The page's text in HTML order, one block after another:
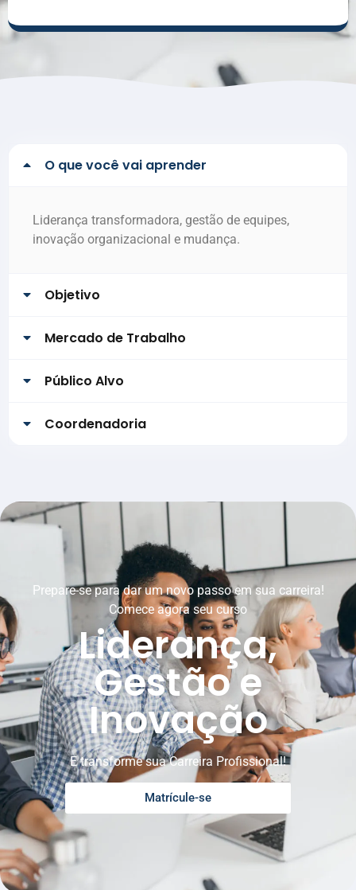
O que você vai aprender
Liderança transformadora, gestão de equipes,
inovação organizacional e mudança.
Objetivo
Mercado de Trabalho
Público Alvo
Coordenadoria
Prepare-se para dar um novo passo em sua carreira!
Comece agora seu curso
Liderança,
Gestão e
Inovação
E transforme sua Carreira Profissional!
Matrícule-se